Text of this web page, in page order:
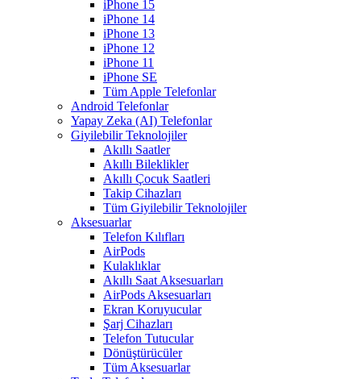
iPhone 15
iPhone 14
iPhone 13
iPhone 12
iPhone 11
iPhone SE
Tüm Apple Telefonlar
Android Telefonlar
Yapay Zeka (AI) Telefonlar
Giyilebilir Teknolojiler
Akıllı Saatler
Akıllı Bileklikler
Akıllı Çocuk Saatleri
Takip Cihazları
Tüm Giyilebilir Teknolojiler
Aksesuarlar
Telefon Kılıfları
AirPods
Kulaklıklar
Akıllı Saat Aksesuarları
AirPods Aksesuarları
Ekran Koruyucular
Şarj Cihazları
Telefon Tutucular
Dönüştürücüler
Tüm Aksesuarlar